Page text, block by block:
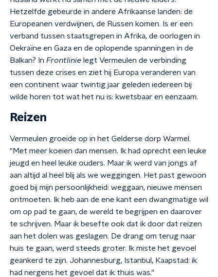
Hetzelfde gebeurde in andere Afrikaanse landen: de
Europeanen verdwijnen, de Russen komen. Is er een
verband tussen staatsgrepen in Afrika, de oorlogen in
Oekraïne en Gaza en de oplopende spanningen in de
Balkan? In Frontlinie legt Vermeulen de verbinding
tussen deze crises en ziet hij Europa veranderen van
een continent waar twintig jaar geleden iedereen bij
wilde horen tot wat het nu is: kwetsbaar en eenzaam.
Reizen
Vermeulen groeide op in het Gelderse dorp Warmel.
"Met meer koeien dan mensen. Ik had oprecht een leuke
jeugd en heel leuke ouders. Maar ik werd van jongs af
aan altijd al heel blij als we weggingen. Het past gewoon
goed bij mijn persoonlijkheid: weggaan, nieuwe mensen
ontmoeten. Ik heb aan de ene kant een dwangmatige wil
om op pad te gaan, de wereld te begrijpen en daarover
te schrijven. Maar ik besefte ook dat ik door dat reizen
aan het dolen was geslagen. De drang om terug naar
huis te gaan, werd steeds groter. Ik miste het gevoel
geankerd te zijn. Johannesburg, Istanbul, Kaapstad: ik
had nergens het gevoel dat ik thuis was."